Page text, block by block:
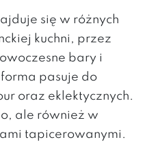
się w różnych
kuchni, przez
bary i
pasuje do
oraz eklektycznych.
ale również w
tapicerowanymi.